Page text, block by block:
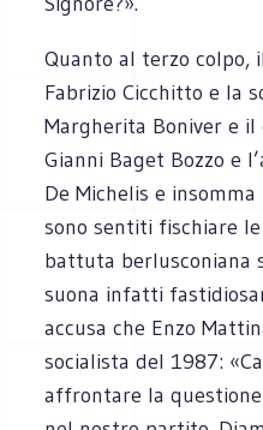
Quanto al terzo colpo,
Fabrizio Cicchitto e la
Margherita Boniver e
Gianni Baget Bozzo e
De Michelis e
sono sentiti fischiare le
battuta berlusconiana
suona infatti
accusa che Enzo
socialista del 1987:
affrontare la